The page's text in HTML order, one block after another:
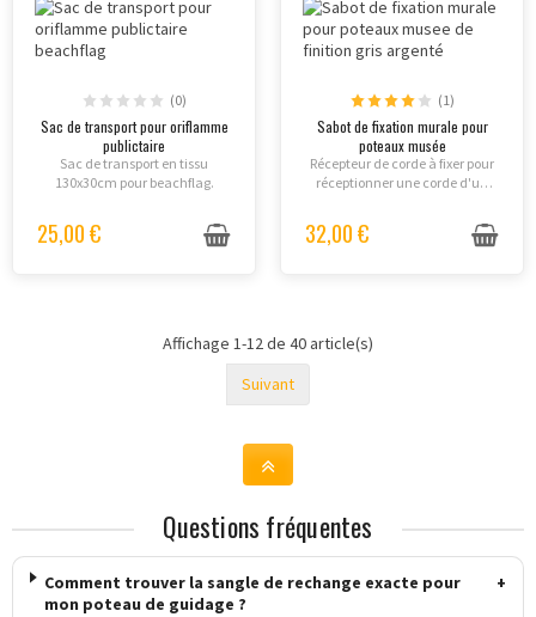
(0)
Sac de transport pour oriflamme
publictaire
Sac de transport en tissu
130x30cm pour beachflag.
25,00 €
(1)
Sabot de fixation murale pour
poteaux musée
Récepteur de corde à fixer pour
réceptionner une corde d'un
32,00 €
Affichage 1-12 de 40 article(s)
Suivant
Questions fréquentes
Comment trouver la sangle de rechange exacte pour
mon poteau de guidage ?
+